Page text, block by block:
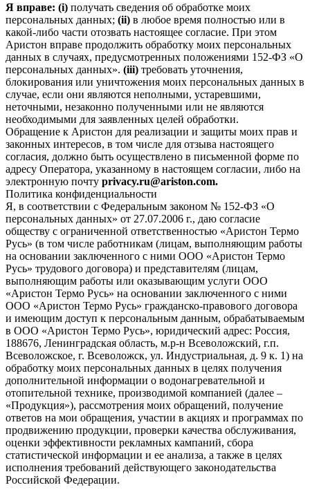
Я вправе: (i) получать сведения об обработке моих
персональных данных; (ii) в любое время полностью или в
какой-либо части отозвать настоящее согласие. При этом
Аристон вправе продолжить обработку моих персональных
данных в случаях, предусмотренных положениями 152-ФЗ «О
персональных данных». (iii) требовать уточнения,
блокирования или уничтожения моих персональных данных в
случае, если они являются неполными, устаревшими,
неточными, незаконно полученными или не являются
необходимыми для заявленных целей обработки.
Обращение к Аристон для реализации и защиты моих прав и
законных интересов, в том числе для отзыва настоящего
согласия, должно быть осуществлено в письменной форме по
адресу Оператора, указанному в настоящем согласии, либо на
электронную почту privacy.ru@ariston.com.
Политика конфиденциальности
Я, в соответствии с Федеральным законом № 152-ФЗ «О
персональных данных» от 27.07.2006 г., даю согласие
обществу с ограниченной ответственностью «Аристон Термо
Русь» (в том числе работникам (лицам, выполняющим работы
на основании заключенного с ними ООО «Аристон Термо
Русь» трудового договора) и представителям (лицам,
выполняющим работы или оказывающим услуги ООО
«Аристон Термо Русь» на основании заключенного с ними
ООО «Аристон Термо Русь» гражданско-правового договора
и имеющим доступ к персональным данным, обрабатываемым
в ООО «Аристон Термо Русь», юридический адрес: Россия,
188676, Ленинградская область, м.р-н Всеволожский, г.п.
Всеволожское, г. Всеволожск, ул. Индустриальная, д. 9 к. 1) на
обработку моих персональных данных в целях получения
дополнительной информации о водонагревательной и
отопительной технике, производимой компанией (далее –
«Продукция»), рассмотрения моих обращений, получение
ответов на мои обращения, участии в акциях и программах по
продвижению продукции, проверки качества обслуживания,
оценки эффективности рекламных кампаний, сбора
статистической информации и ее анализа, а также в целях
исполнения требований действующего законодательства
Российской Федерации.